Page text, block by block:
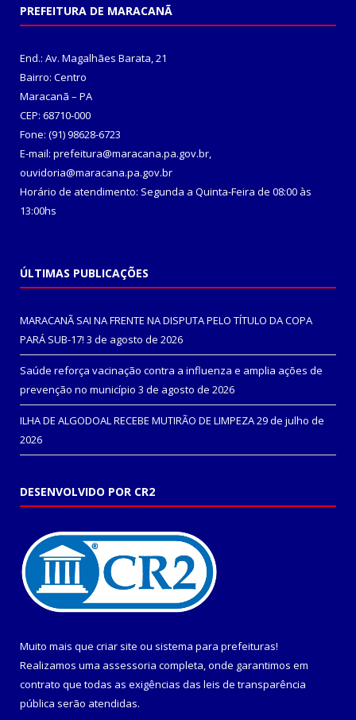
PREFEITURA DE MARACANÃ
End.: Av. Magalhães Barata, 21
Bairro: Centro
Maracanã – PA
CEP: 68710-000
Fone: (91) 98628-6723
E-mail: prefeitura@maracana.pa.gov.br,
ouvidoria@maracana.pa.gov.br
Horário de atendimento: Segunda a Quinta-Feira de 08:00 às
13:00hs
ÚLTIMAS PUBLICAÇÕES
MARACANÃ SAI NA FRENTE NA DISPUTA PELO TÍTULO DA COPA
PARÁ SUB-17! 3 de agosto de 2026
Saúde reforça vacinação contra a influenza e amplia ações de
prevenção no município 3 de agosto de 2026
ILHA DE ALGODOAL RECEBE MUTIRÃO DE LIMPEZA29 de julho de
2026
DESENVOLVIDO POR CR2
Muito mais que criar site ou sistema para prefeituras!
Realizamos uma assessoria completa, onde garantimos em
contrato que todas as exigências das leis de transparência
pública serão atendidas.